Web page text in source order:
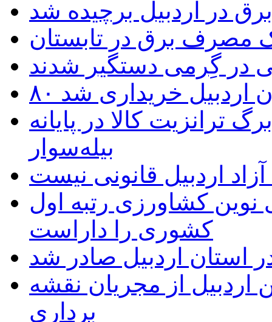
مصرف برق در تابستان
در گِرمی دستگیر شدند
اردبیل خریداری شد
کالا در پایانه
بیله‌سوار
اردبیل قانونی نیست
نوین کشاورزی رتبه اول
کشوری را داراست
استان اردبیل صادر شد
از مجریان نقشه
برداری